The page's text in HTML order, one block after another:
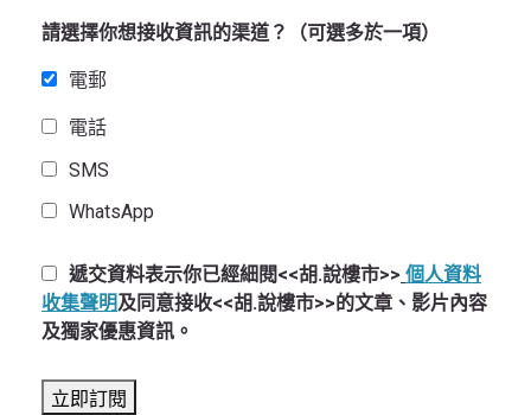
請選擇你想接收資訊的渠道？（可選多於一項）
電郵
電話
SMS
WhatsApp
遞交資料表示你已經細閱<<胡.說樓市>> 個人資料
收集聲明及同意接收<<胡.說樓市>>的文章、影片內容
及獨家優惠資訊。